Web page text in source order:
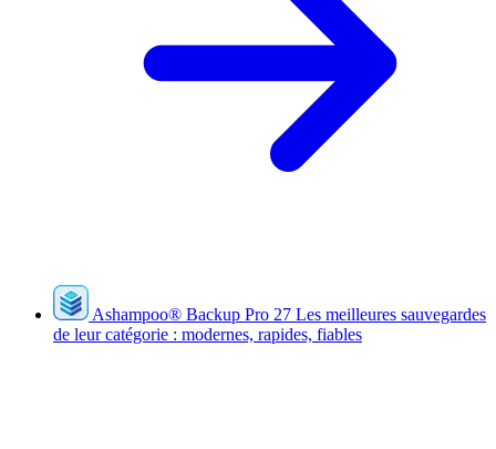
Ashampoo® Backup Pro 27 Les meilleures sauvegardes
de leur catégorie : modernes, rapides, fiables